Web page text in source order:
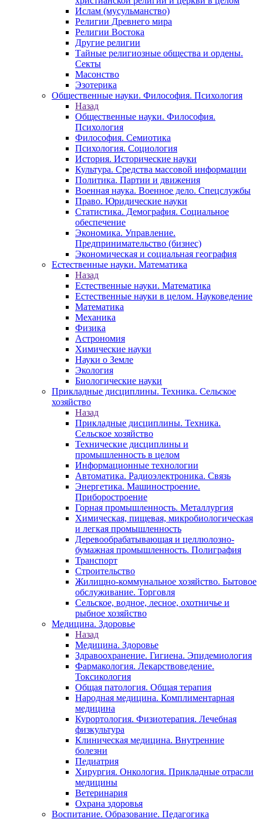
Ислам (мусульманство)
Религии Древнего мира
Религии Востока
Другие религии
Тайные религиозные общества и ордены.
Секты
Масонство
Эзотерика
Общественные науки. Философия. Психология
Назад
Общественные науки. Философия.
Психология
Философия. Семиотика
Психология. Социология
История. Исторические науки
Культура. Средства массовой информации
Политика. Партии и движения
Военная наука. Военное дело. Спецслужбы
Право. Юридические науки
Статистика. Демография. Социальное
обеспечение
Экономика. Управление.
Предпринимательство (бизнес)
Экономическая и социальная география
Естественные науки. Математика
Назад
Естественные науки. Математика
Естественные науки в целом. Науковедение
Математика
Механика
Физика
Астрономия
Химические науки
Науки о Земле
Экология
Биологические науки
Прикладные дисциплины. Техника. Сельское
хозяйство
Назад
Прикладные дисциплины. Техника.
Сельское хозяйство
Технические дисциплины и
промышленность в целом
Информационные технологии
Автоматика. Радиоэлектроника. Связь
Энергетика. Машиностроение.
Приборостроение
Горная промышленность. Металлургия
Химическая, пищевая, микробиологическая
и легкая промышленность
Деревообрабатывающая и целлюлозно-
бумажная промышленность. Полиграфия
Транспорт
Строительство
Жилищно-коммунальное хозяйство. Бытовое
обслуживание. Торговля
Сельское, водное, лесное, охотничье и
рыбное хозяйство
Медицина. Здоровье
Назад
Медицина. Здоровье
Здравоохранение. Гигиена. Эпидемиология
Фармакология. Лекарствоведение.
Токсикология
Общая патология. Общая терапия
Народная медицина. Комплиментарная
медицина
Курортология. Физиотерапия. Лечебная
физкультура
Клиническая медицина. Внутренние
болезни
Педиатрия
Хирургия. Онкология. Прикладные отрасли
медицины
Ветеринария
Охрана здоровья
Воспитание. Образование. Педагогика